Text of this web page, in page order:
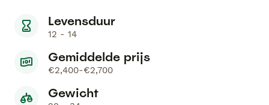
Levensduur
12 - 14
Gemiddelde prijs
€2,400-€2,700
Gewicht